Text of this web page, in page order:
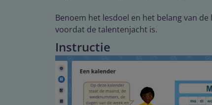
Benoem het lesdoel en het belang van
voordat de talentenjacht is.
Instructie